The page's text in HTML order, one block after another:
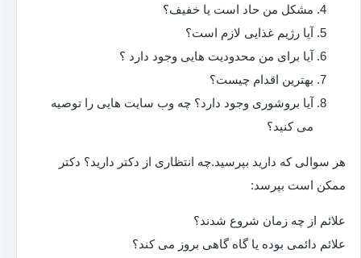
مشکل من حاد است یا خفیف؟
آیا رژیم غذایی لازم است؟
آیا برای من محدودیت هایی وجود دارد ؟
بهترین اقدام چیست؟
آیا بروشوری وجود دارد؟ چه وب سایت هایی را توصیه
می کنید؟
هر سوالی که دارید بپرسید.چه انتظاری از دکتر دارید؟ دکتر
ممکن است بپرسد:
علائم از چه زمان شروع شدند؟
علائم دائمی بوده یا گاه گاهی بروز می کند؟